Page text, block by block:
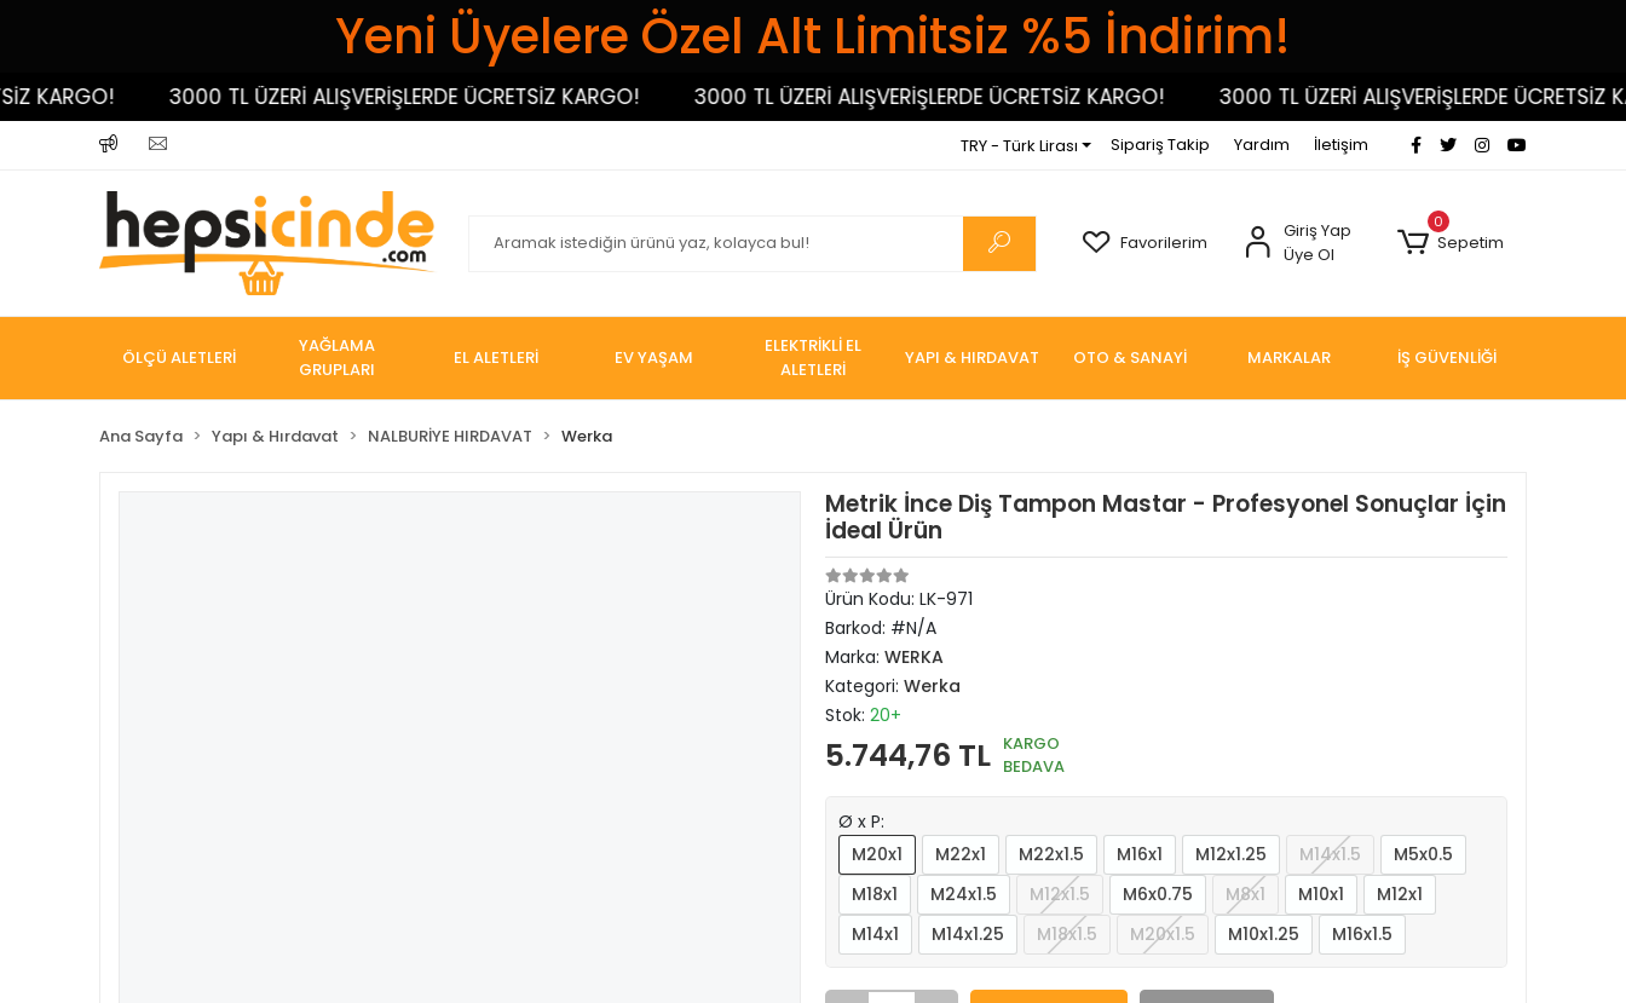
Yeni Üyelere Özel Alt Limitsiz %5 İndirim!
3000 TL ÜZERİ ALIŞVERİŞLERDE ÜCRETSİZ KARGO! 3000 TL ÜZERİ ALIŞVERİŞLERDE ÜCRETSİZ KARGO! 3000 TL ÜZERİ ALIŞVERİŞLERDE ÜCRETSİZ
TRY - Türk Lirası Sipariş Takip Yardım İletişim
Favorilerim
Giriş Yap
Üye Ol
0
Sepetim
ÖLÇÜ ALETLERİ
YAĞLAMA
GRUPLARI
EL ALETLERİ EV YAŞAM
ELEKTRİKLİ EL
ALETLERİ
YAPI & HIRDAVAT OTO & SANAYİ MARKALAR İŞ GÜVENLİĞİ
Ana Sayfa Yapı & Hırdavat NALBURİYE HIRDAVAT Werka
Metrik İnce Diş Tampon Mastar - Profesyonel Sonuçlar İçin
İdeal Ürün
Ürün Kodu: LK-971
Barkod: #N/A
Marka: WERKA
Kategori: Werka
Stok: 20+
5.744,76 TL KARGO
BEDAVA
Ø x P:
M20x1
M22x1 M22x1.5 M16x1 M12x1.25 M14x1.5
M5x0.5
M18x1
M24x1.5 M12x1.5 M6x0.75 M8x1 M10x1
M12x1
M14x1
M14x1.25 M18x1.5 M20x1.5 M10x1.25 M16x1.5